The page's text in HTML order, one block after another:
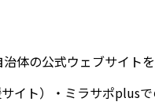
体の公式ウェブサイト
イト）・ミラサポplus